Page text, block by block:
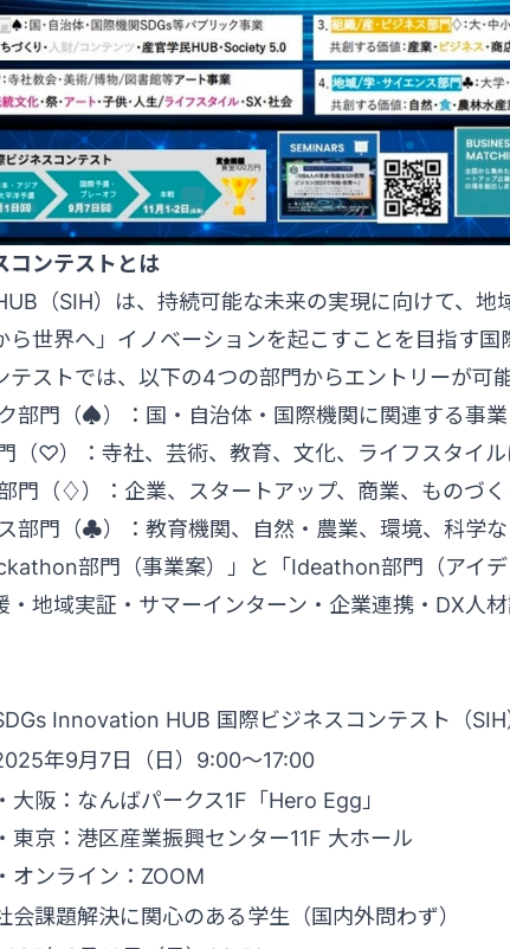
コンテストとは
（SIH）は、持続可能な未来の実現に向けて、地
世界へ」イノベーションを起こすことを目指す国
ストでは、以下の4つの部門からエントリーが可能
部門（♠）：国・自治体・国際機関に関連する事業
（♡）：寺社、芸術、教育、文化、ライフスタイ
門（♢）：企業、スタートアップ、商業、ものづ
部門（♣）：教育機関、自然・農業、環境、科学
部門（事業案）」と「Ideathon部門（アイデ
・地域実証・サマーインターン・企業連携・DX人
Innovation HUB 国際ビジネスコンテスト（SIH
年9月7日（日）9:00～17:00
・大阪：なんばパークス1F「Hero Egg」
・東京：港区産業振興センター11F 大ホール
・オンライン：ZOOM
会課題解決に関心のある学生（国内外問わず）